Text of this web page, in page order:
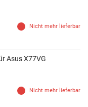
Nicht mehr lieferbar
Asus X77VG
Nicht mehr lieferbar